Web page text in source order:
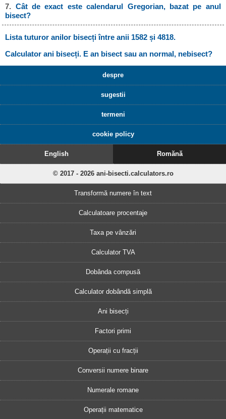
7. Cât de exact este calendarul Gregorian, bazat pe anul
bisect?
Lista tuturor anilor bisecți între anii 1582 și 4818.
Calculator ani bisecți. E an bisect sau an normal, nebisect?
despre
sugestii
termeni
cookie policy
English Romănă
© 2017 - 2026 ani-bisecti.calculators.ro
Transformă numere în text
Calculatoare procentaje
Taxa pe vânzări
Calculator TVA
Dobânda compusă
Calculator dobândă simplă
Ani bisecți
Factori primi
Operații cu fracții
Conversii numere binare
Numerale romane
Operații matematice